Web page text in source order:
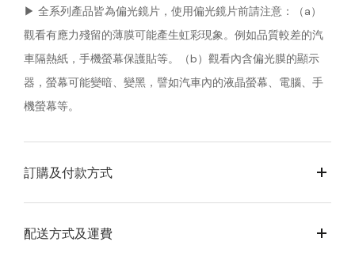
▶︎ 全系列產品皆為偏光鏡片，使用偏光鏡片前請注意：（a）
觀看有應力殘留的薄膜可能產生虹彩現象。例如品質較差的汽
車隔熱紙，手機螢幕保護貼等。（b）觀看內含偏光膜的顯示
器，螢幕可能變暗、變黑，譬如汽車內的液晶螢幕、電腦、手
機螢幕等。
訂購及付款方式
配送方式及運費